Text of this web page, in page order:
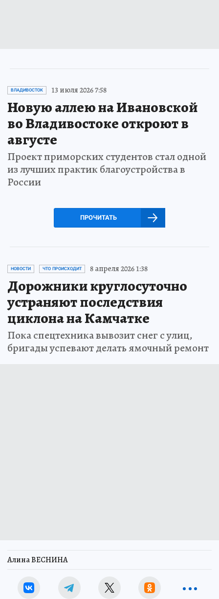
ВЛАДИВОСТОК 13 июля 2026 7:58
Новую аллею на Ивановской
во Владивостоке откроют в
августе
Проект приморских студентов стал одной
из лучших практик благоустройства в
России
ПРОЧИТАТЬ
НОВОСТИ ЧТО ПРОИСХОДИТ 8 апреля 2026 1:38
Дорожники круглосуточно
устраняют последствия
циклона на Камчатке
Пока спецтехника вывозит снег с улиц,
бригады успевают делать ямочный ремонт
Алина ВЕСНИНА